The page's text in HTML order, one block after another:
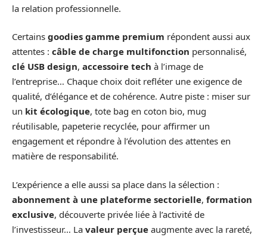
la relation professionnelle.
Certains goodies gamme premium répondent aussi aux
attentes : câble de charge multifonction personnalisé,
clé USB design, accessoire tech à l’image de
l’entreprise… Chaque choix doit refléter une exigence de
qualité, d’élégance et de cohérence. Autre piste : miser sur
un kit écologique, tote bag en coton bio, mug
réutilisable, papeterie recyclée, pour affirmer un
engagement et répondre à l’évolution des attentes en
matière de responsabilité.
L’expérience a elle aussi sa place dans la sélection :
abonnement à une plateforme sectorielle, formation
exclusive, découverte privée liée à l’activité de
l’investisseur… La valeur perçue augmente avec la rareté,